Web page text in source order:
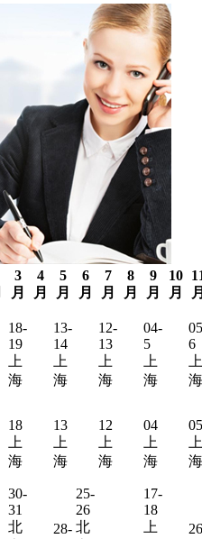
3
月
4
月
5
月
6
月
7
月
8
月
9
月
10
月
18-
19
上
海
13-
14
上
海
12-
13
上
海
04-
5
上
海
6
上
海
18
上
海
13
上
海
12
上
海
04
上
海
05
上
海
30-
31
北
28-
25-
26
北
17-
18
上